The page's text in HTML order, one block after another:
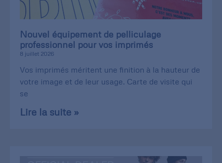
Nouvel équipement de pelliculage
professionnel pour vos imprimés
8 juillet 2026
Vos imprimés méritent une finition à la hauteur de
votre image et de leur usage. Carte de visite qui
se
Lire la suite »